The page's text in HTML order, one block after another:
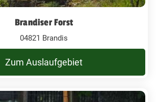
Brandiser Forst
04821 Brandis
Zum Auslaufgebiet